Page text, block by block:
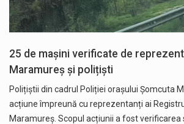
25 de mașini verificate de
Maramureș și polițiști
Polițiștii din cadrul Poliției orașului Șomcuta
acțiune împreună cu reprezentanți ai
Maramureș. Scopul acțiunii a fost verificarea